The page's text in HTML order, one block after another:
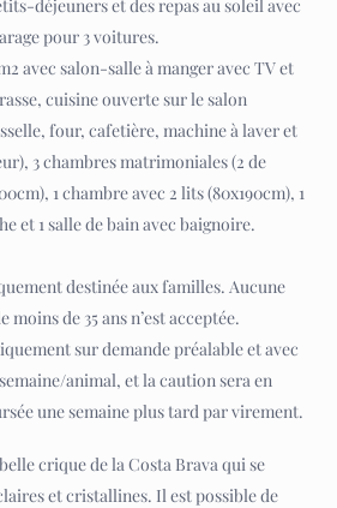
déjeuners et des repas au soleil avec
pour 3 voitures.
avec salon-salle à manger avec TV et
cuisine ouverte sur le salon
four, cafetière, machine à laver et
3 chambres matrimoniales (2 de
1 chambre avec 2 lits (80x190cm), 1
et 1 salle de bain avec baignoire.
destinée aux familles. Aucune
de 35 ans n’est acceptée.
sur demande préalable et avec
animal, et la caution sera en
une semaine plus tard par virement.
crique de la Costa Brava qui se
et cristallines. Il est possible de